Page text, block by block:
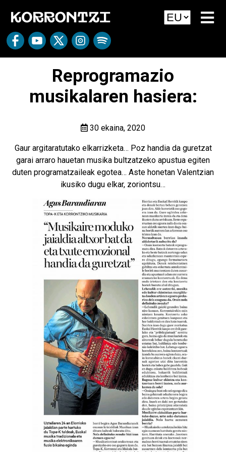
Reprogramazio
musikalaren hasiera:
30 ekaina, 2020
Gaur argitaratutako elkarrizketa… Poz handia da guretzat
garai arraro hauetan musika bultzatzeko apustua egiten
duten programatzaileak egotea… Aste honetan Valentzian
ikusiko dugu elkar, zoriontsu…